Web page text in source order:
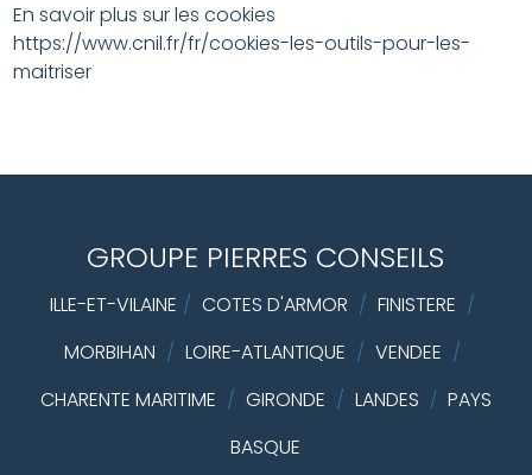
En savoir plus sur les cookies
https://www.cnil.fr/fr/cookies-les-outils-pour-les-
maitriser
GROUPE PIERRES CONSEILS
ILLE-ET-VILAINE / COTES D'ARMOR / FINISTERE /
MORBIHAN / LOIRE-ATLANTIQUE / VENDEE /
CHARENTE MARITIME / GIRONDE / LANDES / PAYS
BASQUE